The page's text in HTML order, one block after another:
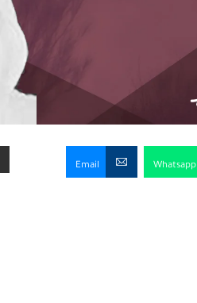
Whatsapp
Email